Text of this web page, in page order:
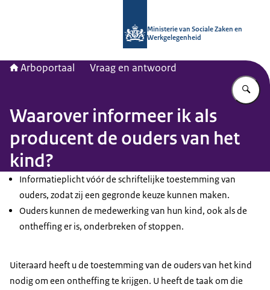
Ministerie van Sociale Zaken en
Werkgelegenheid
Arboportaal Vraag en antwoord
Waarover informeer ik als
producent de ouders van het
kind?
Informatieplicht vóór de schriftelijke toestemming van
ouders, zodat zij een gegronde keuze kunnen maken.
Ouders kunnen de medewerking van hun kind, ook als de
ontheffing er is, onderbreken of stoppen.
Uiteraard heeft u de toestemming van de ouders van het kind
nodig om een ontheffing te krijgen. U heeft de taak om die